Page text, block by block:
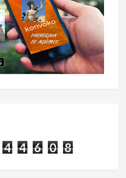
4 4 6 0 8